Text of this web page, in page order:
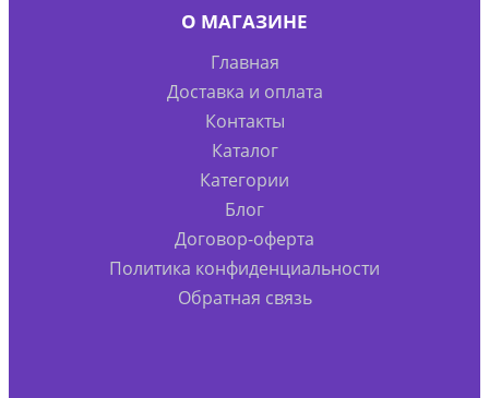
О МАГАЗИНЕ
Главная
Доставка и оплата
Контакты
Каталог
Категории
Блог
Договор-оферта
Политика конфиденциальности
Обратная связь